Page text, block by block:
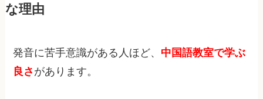
な理由
発音に苦手意識がある人ほど、 中国語教室で学ぶ
良さ があります。